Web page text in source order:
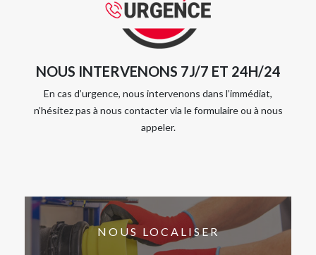
NOUS INTERVENONS 7J/7 ET 24H/24
En cas d’urgence, nous intervenons dans l’immédiat,
n’hésitez pas à nous contacter via le formulaire ou à nous
appeler.
NOUS LOCALISER